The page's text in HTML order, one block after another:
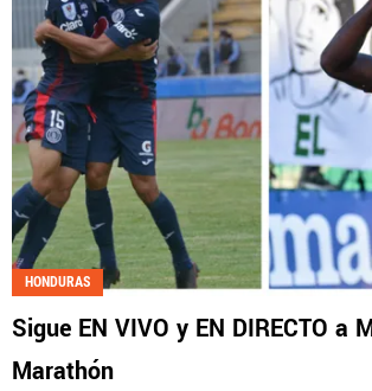
HONDURAS
Sigue EN VIVO y EN DIRECTO a
Marathón